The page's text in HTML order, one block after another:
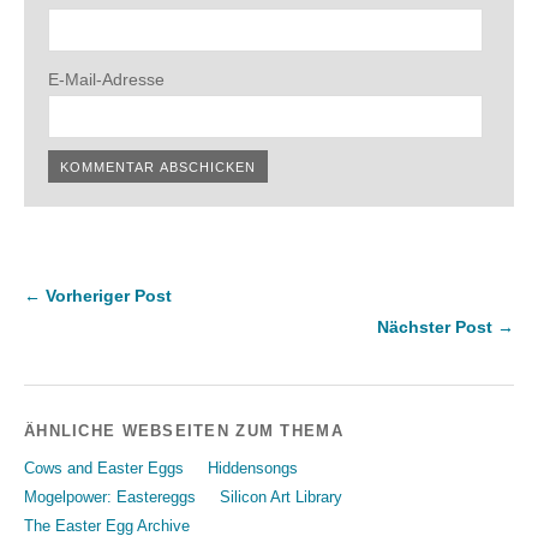
E-Mail-Adresse
← Vorheriger Post
Nächster Post →
ÄHNLICHE WEBSEITEN ZUM THEMA
Cows and Easter Eggs
Hiddensongs
Mogelpower: Eastereggs
Silicon Art Library
The Easter Egg Archive